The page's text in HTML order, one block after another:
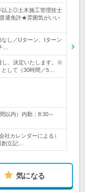
以上◎土木施工管理技士
通免許★雰囲気がいい
なし／Uターン、Iターン
…
し、決定いたします。※
として（30時間／5…
以内）内勤：8:30～
社カレンダーによる）
創立記…
気になる